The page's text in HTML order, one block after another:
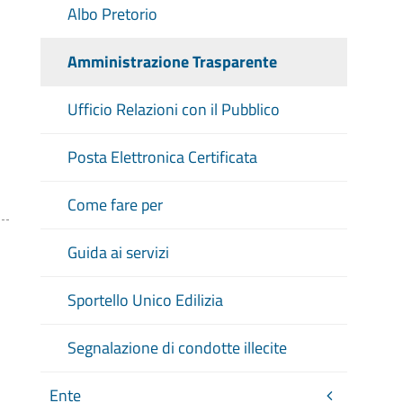
Albo Pretorio
Amministrazione Trasparente
Ufficio Relazioni con il Pubblico
Posta Elettronica Certificata
Come fare per
Guida ai servizi
Sportello Unico Edilizia
Segnalazione di condotte illecite
Ente